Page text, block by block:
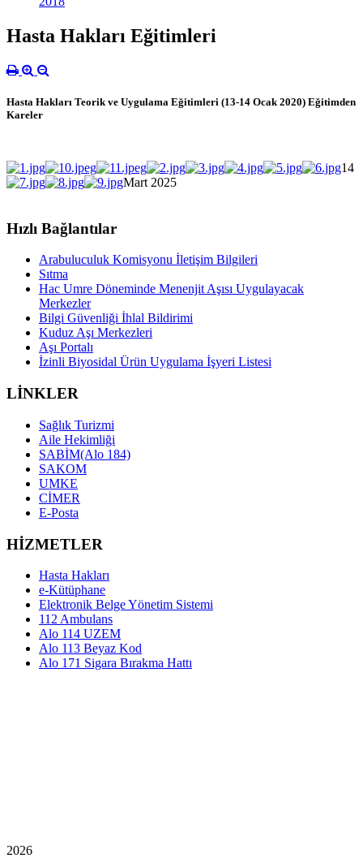
Hasta Hakları Eğitimleri
Hasta Hakları Teorik ve Uygulama Eğitimleri (13-14 Ocak 2020) Eğitimden
Kareler
14
Mart 2025
Hızlı Bağlantılar
Arabuluculuk Komisyonu İletişim Bilgileri
Sıtma
Hac Umre Döneminde Menenjit Aşısı Uygulayacak
Merkezler
Bilgi Güvenliği İhlal Bildirimi
Kuduz Aşı Merkezleri
Aşı Portalı
İzinli Biyosidal Ürün Uygulama İşyeri Listesi
LİNKLER
Sağlık Turizmi
Aile Hekimliği
SABİM(Alo 184)
SAKOM
UMKE
CİMER
E-Posta
HİZMETLER
Hasta Hakları
e-Kütüphane
Elektronik Belge Yönetim Sistemi
112 Ambulans
Alo 114 UZEM
Alo 113 Beyaz Kod
Alo 171 Sigara Bırakma Hattı
2026